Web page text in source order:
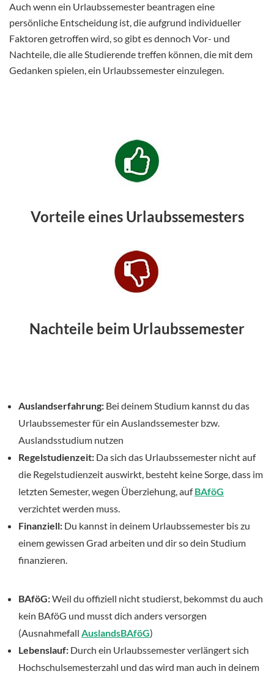
Auch wenn ein Urlaubssemester beantragen eine
persönliche Entscheidung ist, die aufgrund individueller
Faktoren getroffen wird, so gibt es dennoch Vor- und
Nachteile, die alle Studierende treffen können, die mit dem
Gedanken spielen, ein Urlaubssemester einzulegen.
Vorteile eines Urlaubssemesters
Nachteile beim Urlaubssemester
Auslandserfahrung: Bei deinem Studium kannst du das
Urlaubssemester für ein Auslandssemester bzw.
Auslandsstudium nutzen
Regelstudienzeit: Da sich das Urlaubssemester nicht auf
die Regelstudienzeit auswirkt, besteht keine Sorge, dass im
letzten Semester, wegen Überziehung, aufBAföG
verzichtet werden muss.
Finanziell: Du kannst in deinem Urlaubssemester bis zu
einem gewissen Grad arbeiten und dir so dein Studium
finanzieren.
BAföG:Weil du offiziell nicht studierst, bekommst du auch
kein BAföG und musst dich anders versorgen
(Ausnahmefall AuslandsBAföG)
Lebenslauf: Durch ein Urlaubssemester verlängert sich
Hochschulsemesterzahl und das wird man auch in deinem